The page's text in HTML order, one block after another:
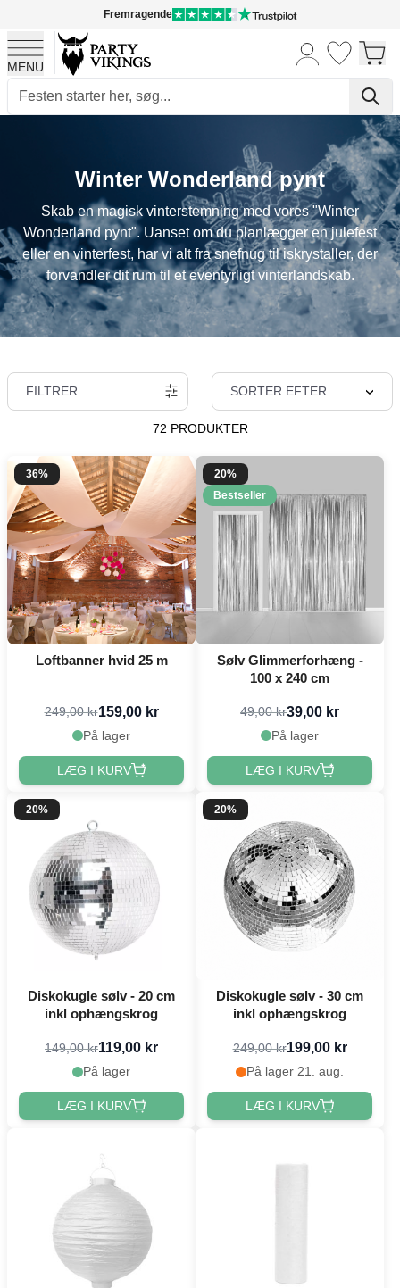
Fremragende
MENU
Winter Wonderland pynt
Skab en magisk vinterstemning med vores "Winter
Wonderland pynt". Uanset om du planlægger en julefest
eller en vinterfest, har vi alt fra snefnug til iskrystaller, der
forvandler dit rum til et eventyrligt vinterlandskab.
FILTRER SORTER EFTER
72 PRODUKTER
36%
Loftbanner hvid 25 m
249,00 kr159,00 kr
På lager
LÆG I KURV
20%
Bestseller
Sølv Glimmerforhæng -
100 x 240 cm
49,00 kr39,00 kr
På lager
LÆG I KURV
20%
Diskokugle sølv - 20 cm
inkl ophængskrog
149,00 kr119,00 kr
På lager
LÆG I KURV
20%
Diskokugle sølv - 30 cm
inkl ophængskrog
249,00 kr199,00 kr
På lager 21. aug.
LÆG I KURV